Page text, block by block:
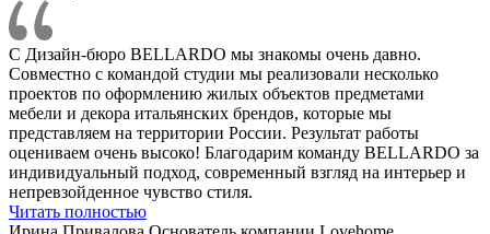
С Дизайн-бюро BELLARDO мы знакомы очень давно.
Совместно с командой студии мы реализовали несколько
проектов по оформлению жилых объектов предметами
мебели и декора итальянских брендов, которые мы
представляем на территории России. Результат работы
оцениваем очень высоко! Благодарим команду BELLARDO за
индивидуальный подход, современный взгляд на интерьер и
непревзойденное чувство стиля.
Читать полностью